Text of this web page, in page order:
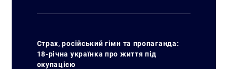
Страх, російський гімн та пропаганда:
18-річна українка про життя під
окупацією